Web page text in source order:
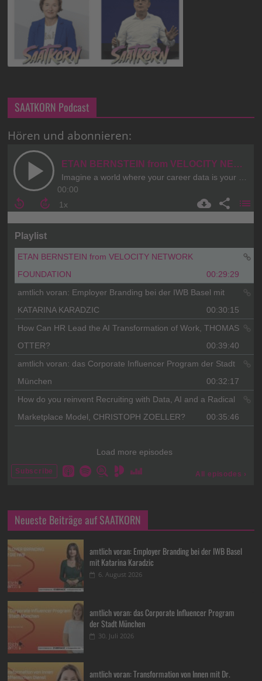
SAATKORN Podcast
Hören und abonnieren:
Neueste Beiträge auf SAATKORN
amtlich voran: Employer Branding bei der IWB Basel
mit Katarina Karadzic
6. August 2026
amtlich voran: das Corporate Influencer Program
der Stadt München
30. Juli 2026
amtlich voran: Transformation von Innen mit Dr.